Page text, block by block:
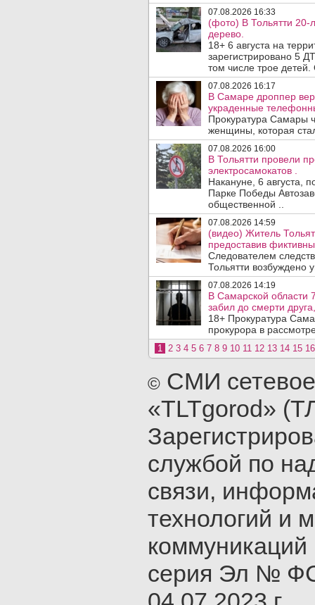
07.08.2026 16:33
(фото) В Тольятти 20-
дерево.
18+ 6 августа на
зарегистрировано 5
том числе трое
07.08.2026 16:17
В Самаре дроппер
украденные
Прокуратура Самары
женщины, которая
07.08.2026 16:00
В Тольятти провели
электросамокатов .
Накануне, 6 августа,
Парке Победы
общественной ..
07.08.2026 14:59
(видео) Житель
предоставив
Следователем
Тольятти возбуждено
07.08.2026 14:19
В Самарской области
забил до смерти
18+ Прокуратура
прокурора в
1 2 3 4 5 6 7 8 9 10 11 12 13 14 15 16
© СМИ
«TLTgorod»
службой по
связи,
технологий и
серия Эл №